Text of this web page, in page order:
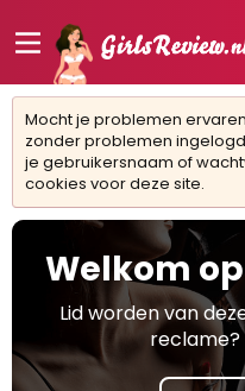
Mocht je problemen
zonder problemen
je gebruikersnaam of
cookies voor deze site.
Welkom
Lid worden van
reclame?